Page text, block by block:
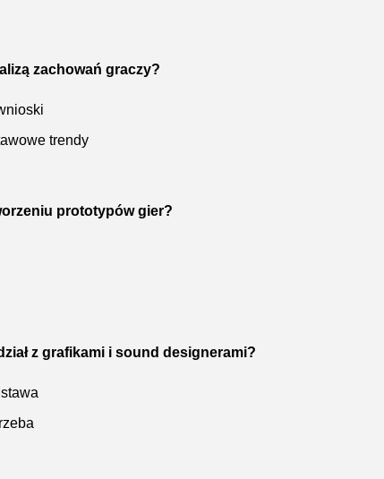
zachowań graczy?
trendy
prototypów gier?
z grafikami i sound designerami?